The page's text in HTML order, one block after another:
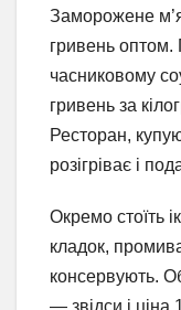
Заморожене
гривень оптом.
часниковому
гривень за
Ресторан,
розігріває і
Окремо стоїть
кладок,
консервують.
— звідси і ціна